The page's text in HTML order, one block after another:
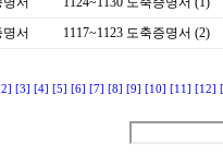
서 1117~1123 도축증명서 (2)
[3] [4] [5] [6] [7] [8] [9] [10] [11] [12]